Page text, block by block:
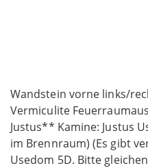
Wandstein vorne links/
Vermiculite
Justus** Kamine: Justus
im Brennraum) (Es gibt
Usedom 5D. Bitte
gallery
to
the
beginning
of
the